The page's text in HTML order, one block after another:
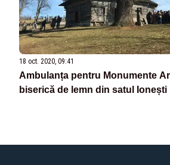
18 oct. 2020, 09:41
Ambulanța pentru Monumente
biserică de lemn din satul Ionești